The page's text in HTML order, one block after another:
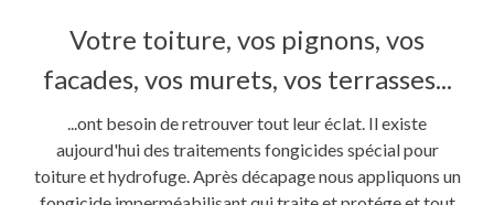
Votre toiture, vos pignons, vos
facades, vos murets, vos terrasses...
...ont besoin de retrouver tout leur éclat. Il existe
aujourd'hui des traitements fongicides spécial pour
toiture et hydrofuge. Après décapage nous appliquons un